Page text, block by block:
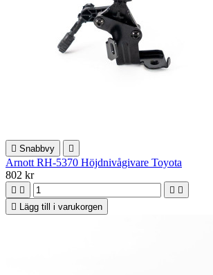
 Snabbvy 
Arnott RH-5370 Höjdnivågivare Toyota
802 kr
   

Lägg till i varukorgen